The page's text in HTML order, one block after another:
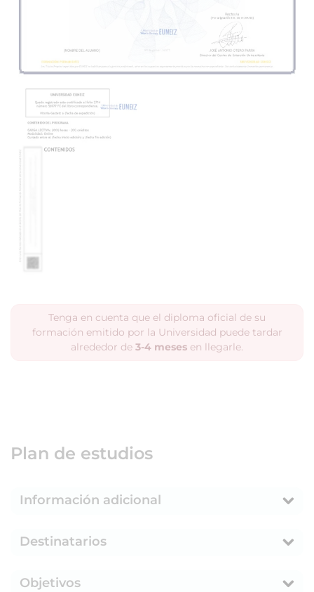
Tenga en cuenta que el diploma oficial de su
formación emitido por la Universidad puede tardar
alrededor de 3-4 meses en llegarle.
Plan de estudios
Información adicional
Destinatarios
Objetivos